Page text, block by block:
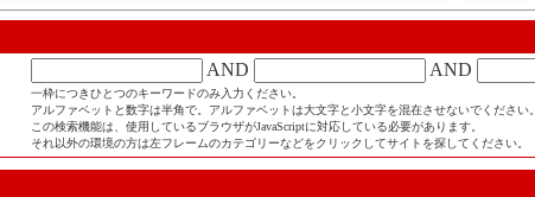
AND
AND
一枠につきひとつのキーワードのみ入力ください。
アルファベットと数字は半角で。アルファベットは大文字と小文字を混在させないでください。
この検索機能は、使用しているブラウザがJavaScriptに対応している必要があります。
それ以外の環境の方は左フレームのカテゴリーなどをクリックしてサイトを探してください。